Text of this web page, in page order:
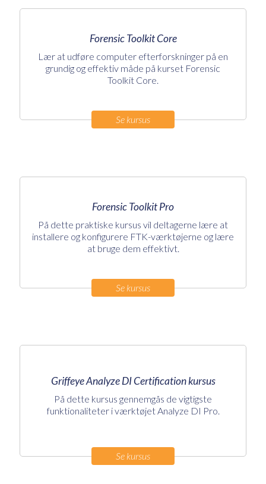
Forensic Toolkit Core
Lær at udføre computer efterforskninger på en
grundig og effektiv måde på kurset Forensic
Toolkit Core.
Se kursus
Forensic Toolkit Pro
På dette praktiske kursus vil deltagerne lære at
installere og konfigurere FTK-værktøjerne og lære
at bruge dem effektivt.
Se kursus
Griffeye Analyze DI Certification kursus
På dette kursus gennemgås de vigtigste
funktionaliteter i værktøjet Analyze DI Pro.
Se kursus